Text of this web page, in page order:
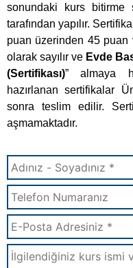
sonundaki kurs bitirme
tarafından yapılır.
puan üzerinden 45 puan
olarak sayılır ve Evde
(Sertifikası)” almaya
hazırlanan sertifikalar
sonra teslim edilir.
aşmamaktadır.